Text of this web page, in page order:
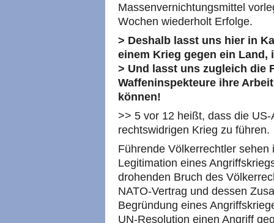
Massenvernichtungsmittel
Wochen wiederholt Erfolge.
> Deshalb lasst uns hier in
einem Krieg gegen ein
> Und lasst uns zugleich die
Waffeninspekteure ihre
können!
>> 5 vor 12 heißt, dass die
rechtswidrigen Krieg zu führen.
Führende Völkerrechtler
Legitimation eines
drohenden Bruch des
NATO-Vertrag und dessen
Begründung eines
UN-Resolution einen Angriff